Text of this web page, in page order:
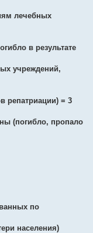
лечебных
в результате
учреждений,
репатриации) = 3
(погибло, пропало
по
населения)